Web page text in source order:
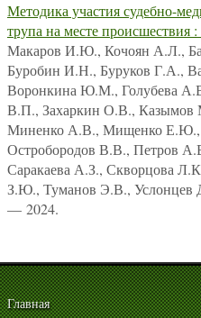
Методика участия судебно-
трупа на месте происшествия
Макаров И.Ю., Кочоян А.Л.,
Буробин И.Н., Буруков Г.А.,
Воронкина Ю.М., Голубева
В.П., Захаркин О.В.,
Миненко А.В., Мищенко
Остробородов В.В., Петров
Саракаева А.З., Скворцова
З.Ю., Туманов Э.В., Услонцев
— 2024.
Главная